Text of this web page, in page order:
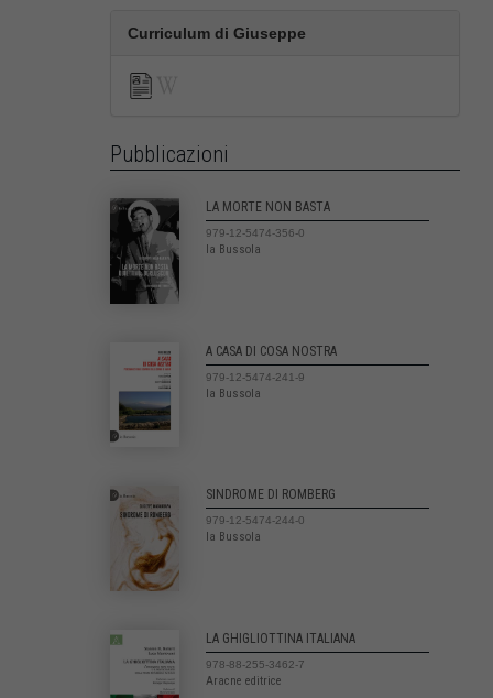
Curriculum di Giuseppe
Pubblicazioni
LA MORTE NON BASTA
979-12-5474-356-0
la Bussola
A CASA DI COSA NOSTRA
979-12-5474-241-9
la Bussola
SINDROME DI ROMBERG
979-12-5474-244-0
la Bussola
LA GHIGLIOTTINA ITALIANA
978-88-255-3462-7
Aracne editrice